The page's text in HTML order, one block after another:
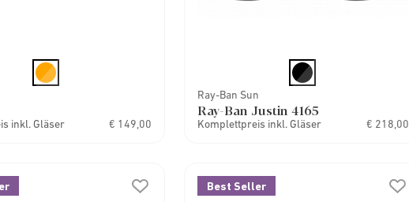
inkl. Gläser € 149,00
Ray-Ban Sun
Ray-Ban Justin 4165
Komplettpreis inkl. Gläser € 218,00
Best Seller